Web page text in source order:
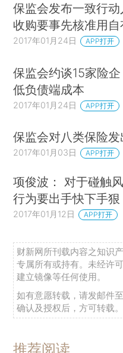
保监会发布一致行动
收购要事先核准用自
2017年01月24日 APP打开
保监会约谈15家险
低负债端成本
2017年01月24日 APP打开
保监会对八类保险发
2017年01月03日 APP打开
项俊波： 对于碰触
行为要出手快下手狠
2017年01月12日 APP打开
财新网所刊载内容之知识
专属所有或持有。未经许
建立镜像等任何使用。
如有意愿转载，请发邮件至
确认及授权后，方可转载。
推荐阅读